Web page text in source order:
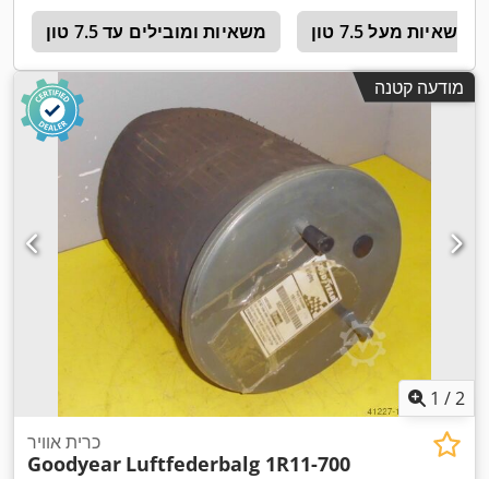
משאיות ומובילים עד 7.5 טון משאיות מעל 7.5 טון
מודעה קטנה
1 /2
כרית אוויר
Goodyear Luftfederbalg 1R11-700